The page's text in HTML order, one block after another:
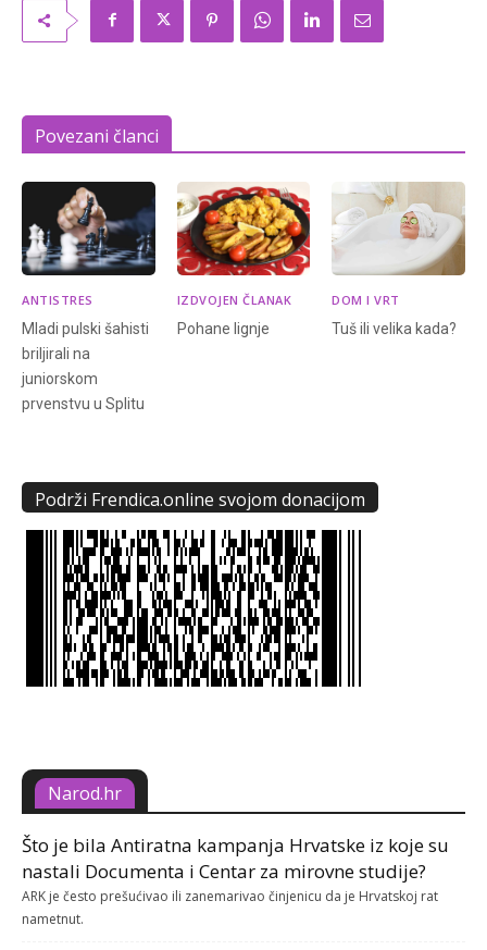
Povezani članci
ANTISTRES
Mladi pulski šahisti
briljirali na
juniorskom
prvenstvu u Splitu
IZDVOJEN ČLANAK
Pohane lignje
DOM I VRT
Tuš ili velika kada?
Podrži Frendica.online svojom donacijom
Narod.hr
Što je bila Antiratna kampanja Hrvatske iz koje su
nastali Documenta i Centar za mirovne studije?
ARK je često prešućivao ili zanemarivao činjenicu da je Hrvatskoj rat
nametnut.